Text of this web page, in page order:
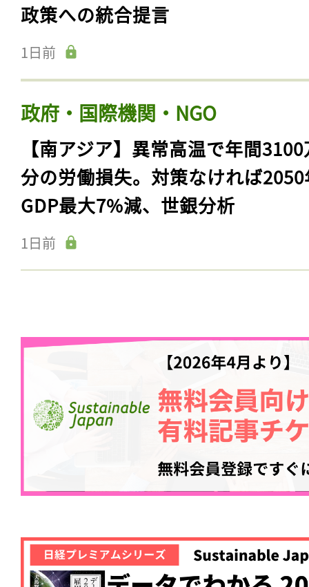
政策への統合提言
1日前
政府・国際機関・NGO
【南アジア】異常高温で年間
分の労働損失。対策なければ
GDP最大7%減、世銀分析
1日前